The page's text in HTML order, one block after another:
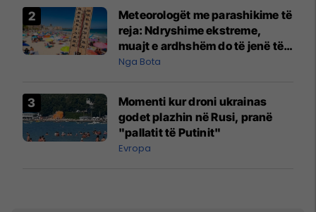
Meteorologët me parashikime të
reja: Ndryshime ekstreme,
muajt e ardhshëm do të jenë të
pazakontë
Nga Bota
Momenti kur droni ukrainas
godet plazhin në Rusi, pranë
"pallatit të Putinit"
Evropa